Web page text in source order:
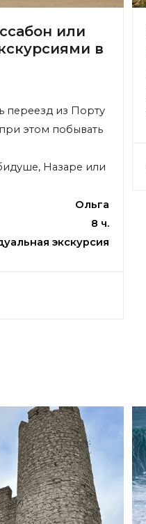
или
в
переезд из Порту
этом побывать
Назаре или
Ольга
8 ч.
экскурсия